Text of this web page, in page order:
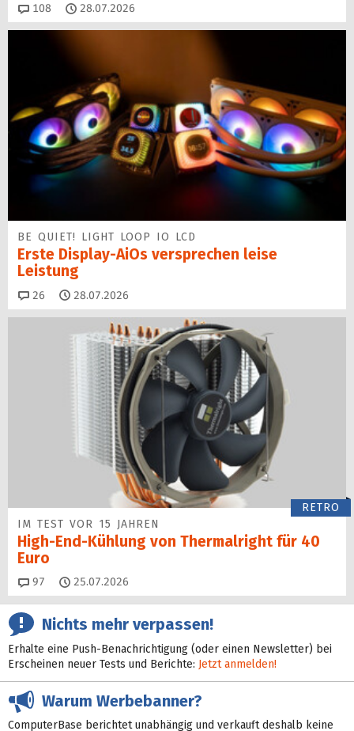
108 Kommentare
28.07.2026
BE QUIET! LIGHT LOOP IO LCD
Erste Display-AiOs versprechen leise
Leistung
26 Kommentare
28.07.2026
RETRO
IM TEST VOR 15 JAHREN
High-End-Kühlung von Thermalright für 40
Euro
97 Kommentare
25.07.2026
Nichts mehr verpassen!
Erhalte eine Push-Benachrichtigung (oder einen Newsletter) bei
Erscheinen neuer Tests und Berichte: Jetzt anmelden!
Warum Werbebanner?
ComputerBase berichtet unabhängig und verkauft deshalb keine